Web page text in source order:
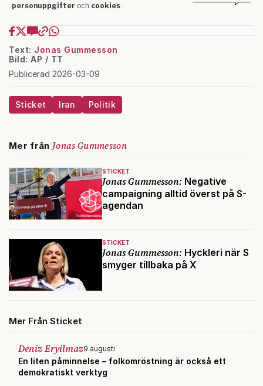
Text: Jonas Gummesson
Bild: AP / TT
Publicerad 2026-03-09
Sticket Iran Politik
Mer från Jonas Gummesson
STICKET
Jonas Gummesson: Negative
campaigning alltid överst på S-
agendan
STICKET
Jonas Gummesson: Hyckleri när S
smyger tillbaka på X
Mer Från Sticket
Deniz Eryilmaz9 augusti
En liten påminnelse – folkomröstning är också ett
demokratiskt verktyg